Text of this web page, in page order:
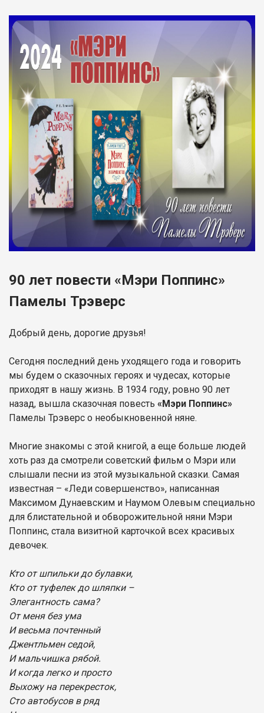
90 лет повести «Мэри Поппинс»
Памелы Трэверс
Добрый день, дорогие друзья!
Сегодня последний день уходящего года и говорить
мы будем о сказочных героях и чудесах, которые
приходят в нашу жизнь. В 1934 году, ровно 90 лет
назад, вышла сказочная повесть «Мэри Поппинс»
Памелы Трэверс о необыкновенной няне.
Многие знакомы с этой книгой, а еще больше людей
хоть раз да смотрели советский фильм о Мэри или
слышали песни из этой музыкальной сказки. Самая
известная – «Леди совершенство», написанная
Максимом Дунаевским и Наумом Олевым специально
для блистательной и обворожительной няни Мэри
Поппинс, стала визитной карточкой всех красивых
девочек.
Кто от шпильки до булавки,
Кто от туфелек до шляпки –
Элегантность сама?
От меня без ума
И весьма почтенный
Джентльмен седой,
И мальчишка рябой.
И когда легко и просто
Выхожу на перекресток,
Сто автобусов в ряд